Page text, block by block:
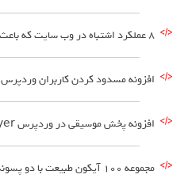
8 عملکرد اشتباه در وب سایت که باعث کاهش بازدید میشود
افزونه مسدود کردن کاربران وردپرس WP Ultimate BAN Users
افزونه پخش موسیقی در وردپرس HTML5 Audio Player
مجموعه 100 آیکون طبیعت با دو پسوند SVG و PNG